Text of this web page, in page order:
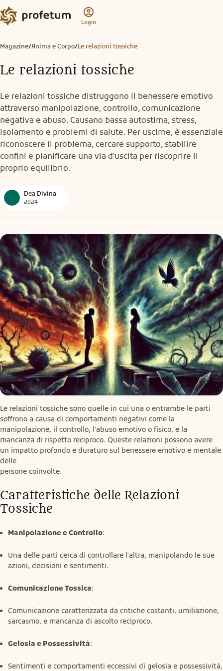
Login
Magazine/Anima e Corpo/Le relazioni tossiche
Le relazioni tossiche
Le relazioni tossiche distruggono il benessere emotivo
attraverso manipolazione, controllo, comunicazione
negativa e abuso. Causano bassa autostima, stress,
isolamento e problemi di salute. Per uscirne, è essenziale
riconoscere il problema, cercare supporto, stabilire
confini e pianificare una via d'uscita per riscoprire il
proprio equilibrio.
Dea Divina
2024
Le relazioni tossiche sono quelle in cui una o entrambe le parti
soffrono a causa di comportamenti negativi come la
manipolazione, il controllo, l'abuso emotivo o fisico, e la
mancanza di rispetto reciproco. Queste relazioni possono avere
un impatto profondo e duraturo sul benessere emotivo e mentale
delle
persone coinvolte.
Caratteristiche delle Relazioni
Tossiche
Manipolazione e Controllo:
Una delle parti cerca di controllare l'altra, manipolando le sue
azioni, decisioni e sentimenti.
Comunicazione Tossica:
Comunicazione caratterizzata da critiche costanti, umiliazione,
sarcasmo, e mancanza di ascolto reciproco.
Gelosia e Possessività:
Sentimenti e comportamenti eccessivi di gelosia e possessività,